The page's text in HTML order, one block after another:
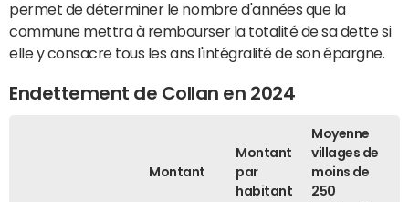
permet de déterminer le nombre d'années que la
commune mettra à rembourser la totalité de sa dette si
elle y consacre tous les ans l'intégralité de son épargne.
Endettement de Collan en 2024
Montant
Montant
par
habitant
Moyenne
villages de
moins de
250